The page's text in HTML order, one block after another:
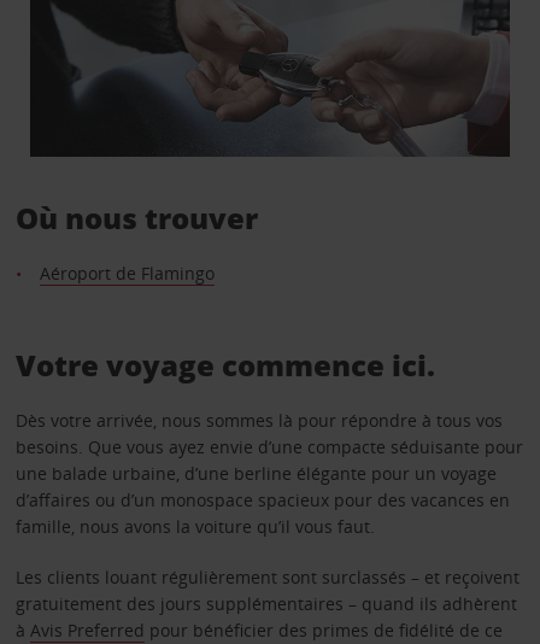
Où nous trouver
Aéroport de Flamingo
Votre voyage commence ici.
Dès votre arrivée, nous sommes là pour répondre à tous vos
besoins. Que vous ayez envie d’une compacte séduisante pour
une balade urbaine, d’une berline élégante pour un voyage
d’affaires ou d’un monospace spacieux pour des vacances en
famille, nous avons la voiture qu’il vous faut.
Les clients louant régulièrement sont surclassés – et reçoivent
gratuitement des jours supplémentaires – quand ils adhèrent
à Avis Preferred pour bénéficier des primes de fidélité de ce